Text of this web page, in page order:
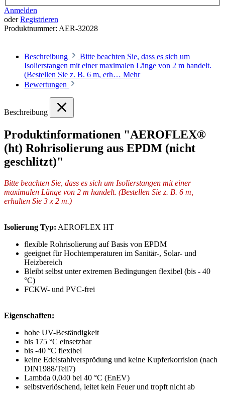
Anmelden
oderRegistrieren
Produktnummer: AER-32028
Beschreibung
Bitte beachten Sie, dass es sich um
Isolierstangen mit einer maximalen Länge von 2 m handelt.
(Bestellen Sie z. B. 6 m, erh… Mehr
Bewertungen
Beschreibung
Produktinformationen "AEROFLEX®
(ht) Rohrisolierung aus EPDM (nicht
geschlitzt)"
Bitte beachten Sie, dass es sich um Isolierstangen mit einer
maximalen Länge von 2 m handelt. (Bestellen Sie z. B. 6 m,
erhalten Sie 3 x 2 m.)
Isolierung Typ: AEROFLEX HT
flexible Rohrisolierung auf Basis von EPDM
geeignet für Hochtemperaturen im Sanitär-, Solar- und
Heizbereich
Bleibt selbst unter extremen Bedingungen flexibel (bis - 40
°C)
FCKW- und PVC-frei
Eigenschaften:
hohe UV-Beständigkeit
bis 175 °C einsetzbar
bis -40 °C flexibel
keine Edelstahlversprödung und keine Kupferkorrision (nach
DIN1988/Teil7)
Lambda 0,040 bei 40 °C (EnEV)
selbstverlöschend, leitet kein Feuer und tropft nicht ab